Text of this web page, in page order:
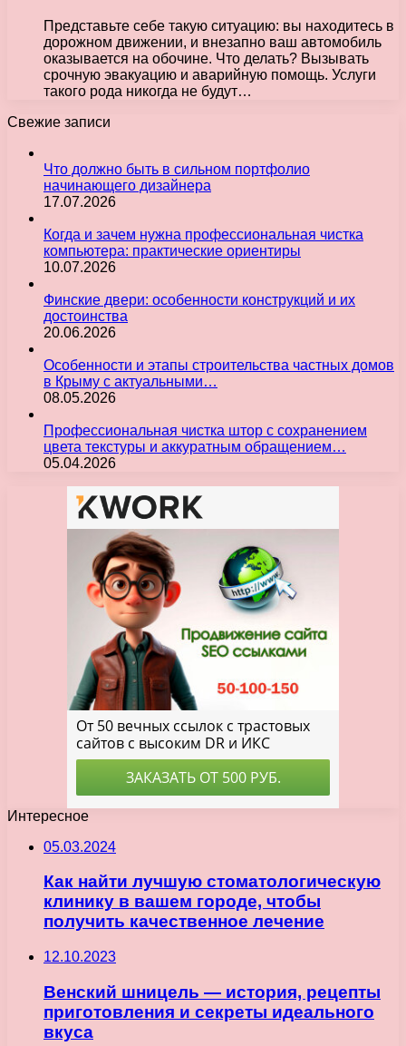
Представьте себе такую ситуацию: вы находитесь в
дорожном движении, и внезапно ваш автомобиль
оказывается на обочине. Что делать? Вызывать
срочную эвакуацию и аварийную помощь. Услуги
такого рода никогда не будут…
Свежие записи
Что должно быть в сильном портфолио
начинающего дизайнера
17.07.2026
Когда и зачем нужна профессиональная чистка
компьютера: практические ориентиры
10.07.2026
Финские двери: особенности конструкций и их
достоинства
20.06.2026
Особенности и этапы строительства частных домов
в Крыму с актуальными…
08.05.2026
Профессиональная чистка штор с сохранением
цвета текстуры и аккуратным обращением…
05.04.2026
Интересное
05.03.2024
Как найти лучшую стоматологическую
клинику в вашем городе, чтобы
получить качественное лечение
12.10.2023
Венский шницель — история, рецепты
приготовления и секреты идеального
вкуса